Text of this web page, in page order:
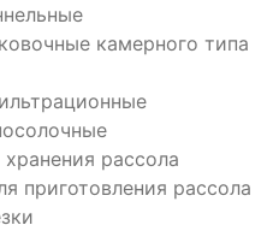
камерного типа
рассола
приготовления рассола